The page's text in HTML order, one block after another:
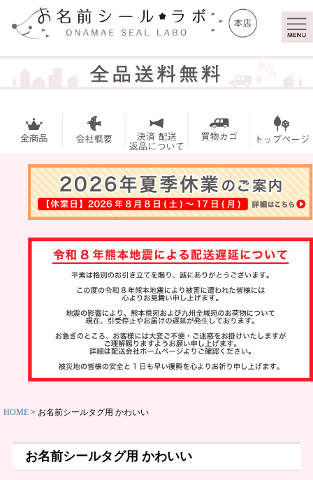
トッ
マイ
お名前シー
ル
アイロンシ
ール
ット
ンプ
HOME お名前シールタグ用 かわいい
お名前シールタグ用 かわいい